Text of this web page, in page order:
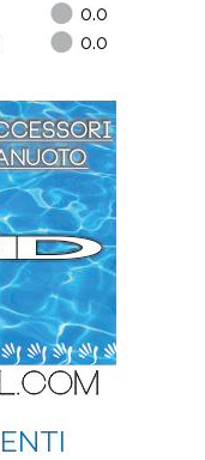
0.0
0.0